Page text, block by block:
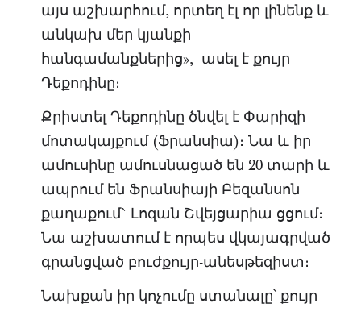
այս աշխարհում, որտեղ էլ որ լինենք և
անկախ մեր կյանքի
հանգամանքներից»,- ասել է քույր
Դեքոդինը։
Քրիստել Դեքոդինը ծնվել է Փարիզի
մոտակայքում (Ֆրանսիա)։ Նա և իր
ամուսինը ամուսնացած են 20 տարի և
ապրում են Ֆրանսիայի Բեզանսոն
քաղաքում` Լոզան Շվեյցարիա ցցում։
Նա աշխատում է որպես վկայագրված
գրանցված բուժքույր-անեսթեզիստ։
Նախքան իր կոչումը ստանալը՝ քույր